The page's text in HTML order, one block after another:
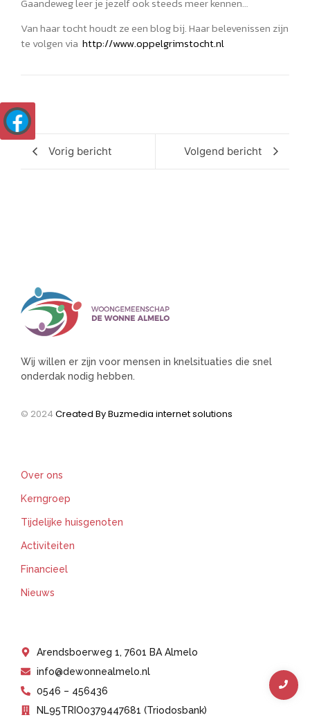
Van haar tocht houdt ze een blog bij. Haar belevenissen zijn
te volgen via http://www.oppelgrimstocht.nl
Vorig bericht Volgend bericht
Wij willen er zijn voor mensen in knelsituaties die snel
onderdak nodig hebben.
© 2024 Created By Buzmedia internet solutions
Over ons
Kerngroep
Tijdelijke huisgenoten
Activiteiten
Financieel
Nieuws
Arendsboerweg 1, 7601 BA Almelo
info@dewonnealmelo.nl
0546 – 456436
NL95TRIO0379447681 (Triodosbank)